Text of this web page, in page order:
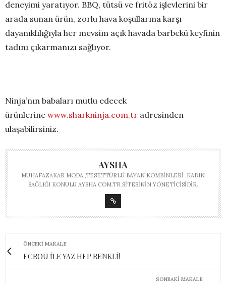
deneyimi yaratıyor. BBQ, tütsü ve fritöz işlevlerini bir
arada sunan ürün, zorlu hava koşullarına karşı
dayanıklılığıyla her mevsim açık havada barbekü keyfinin
tadını çıkarmanızı sağlıyor.
Ninja’nın babaları mutlu edecek
ürünlerine www.sharkninja.com.tr adresinden
ulaşabilirsiniz.
AYSHA
MUHAFAZAKAR MODA ,TESETTÜRLÜ BAYAN KOMBINLERI ,KADIN
SAĞLIĞI KONULU AYSHA.COM.TR SITESININ YÖNETICISIDIR.
ÖNCEKI MAKALE
ECROU İLE YAZ HEP RENKLİ!
SONRAKI MAKALE